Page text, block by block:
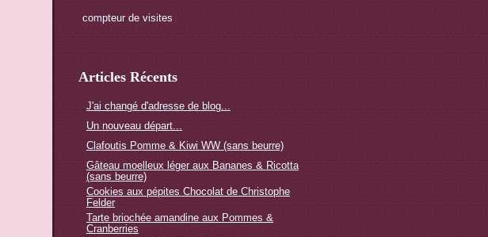
compteur de visites
Articles Récents
J'ai changé d'adresse de blog...
Un nouveau départ...
Clafoutis Pomme & Kiwi WW (sans beurre)
Gâteau moelleux léger aux Bananes & Ricotta
(sans beurre)
Cookies aux pépites Chocolat de Christophe
Felder
Tarte briochée amandine aux Pommes &
Cranberries